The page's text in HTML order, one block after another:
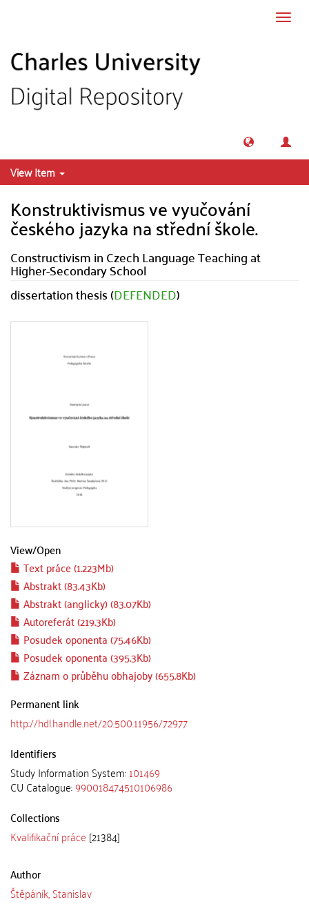
View Item
Konstruktivismus ve vyučování
českého jazyka na střední škole.
Constructivism in Czech Language Teaching at
Higher-Secondary School
dissertation thesis (DEFENDED)
View/Open
Text práce (1.223Mb)
Abstrakt (83.43Kb)
Abstrakt (anglicky) (83.07Kb)
Autoreferát (219.3Kb)
Posudek oponenta (75.46Kb)
Posudek oponenta (395.3Kb)
Záznam o průběhu obhajoby (655.8Kb)
Permanent link
http://hdl.handle.net/20.500.11956/72977
Identifiers
Study Information System:101469
CU Catalogue:990018474510106986
Collections
Kvalifikační práce [21384]
Author
Štěpáník, Stanislav